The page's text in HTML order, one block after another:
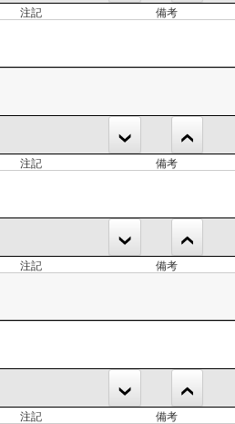
注記 備考
注記 備考
注記 備考
注記 備考